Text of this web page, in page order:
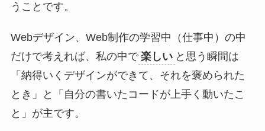
うことです。
Webデザイン、Web制作の学習中（仕事中）の中
だけで考えれば、私の中で 楽しい と思う瞬間は
「納得いくデザインができて、それを褒められた
とき」と「自分の書いたコードが上手く動いたこ
と」が主です。